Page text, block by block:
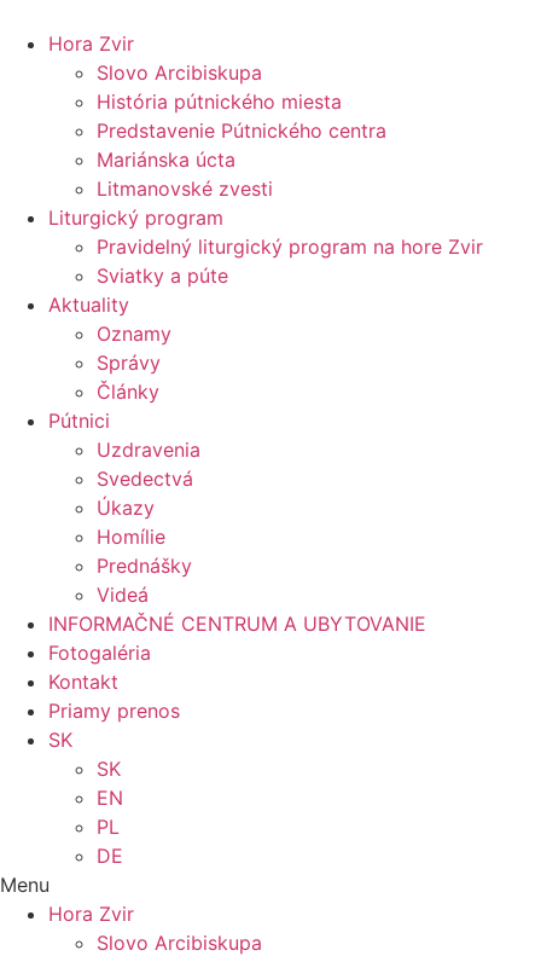
Hora Zvir
Slovo Arcibiskupa
História pútnického miesta
Predstavenie Pútnického centra
Mariánska úcta
Litmanovské zvesti
Liturgický program
Pravidelný liturgický program na hore Zvir
Sviatky a púte
Aktuality
Oznamy
Správy
Články
Pútnici
Uzdravenia
Svedectvá
Úkazy
Homílie
Prednášky
Videá
INFORMAČNÉ CENTRUM A UBYTOVANIE
Fotogaléria
Kontakt
Priamy prenos
SK
SK
EN
PL
DE
Menu
Hora Zvir
Slovo Arcibiskupa